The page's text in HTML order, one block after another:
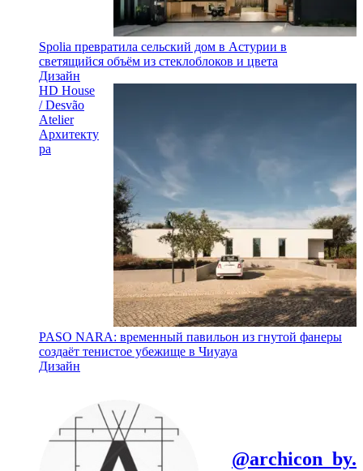
Spolia превратила сельский дом в Астурии в
светящийся объём из стеклоблоков и цвета
Дизайн
HD House
/ Desvão
Atelier
Архитекту
ра
PASO NARA: временный павильон из гнутой фанеры
создаёт тенистое убежище в Чиуауа
Дизайн
@archicon_by.